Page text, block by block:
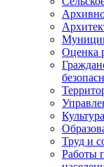
Оценка
Труд и
Работы